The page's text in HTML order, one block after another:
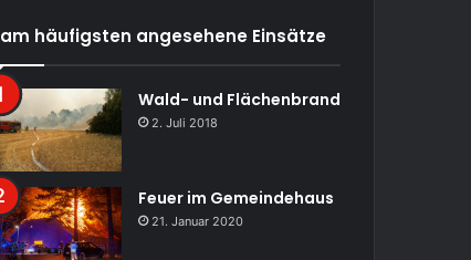
am häufigsten angesehene Einsätze
Wald- und Flächenbrand
2. Juli 2018
Feuer im Gemeindehaus
21. Januar 2020